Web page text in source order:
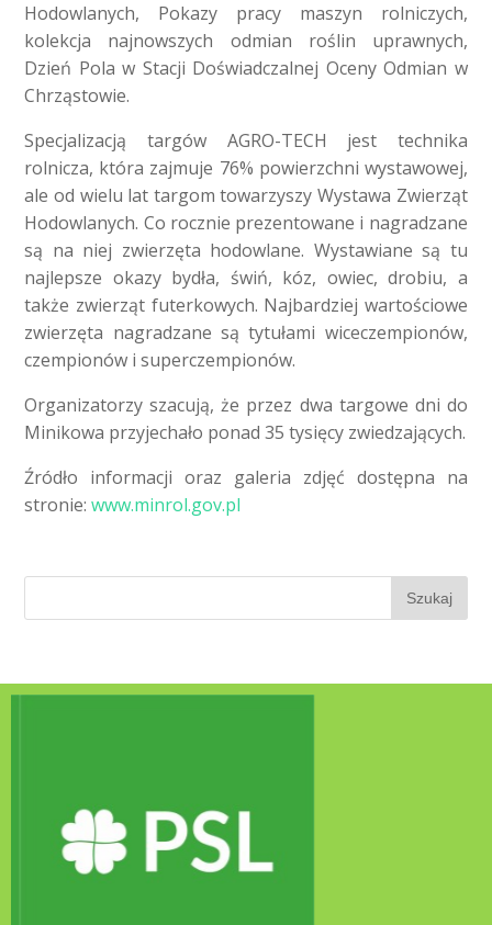
Hodowlanych, Pokazy pracy maszyn rolniczych,
kolekcja najnowszych odmian roślin uprawnych,
Dzień Pola w Stacji Doświadczalnej Oceny Odmian w
Chrząstowie.
Specjalizacją targów AGRO-TECH jest technika
rolnicza, która zajmuje 76% powierzchni wystawowej,
ale od wielu lat targom towarzyszy Wystawa Zwierząt
Hodowlanych. Co rocznie prezentowane i nagradzane
są na niej zwierzęta hodowlane. Wystawiane są tu
najlepsze okazy bydła, świń, kóz, owiec, drobiu, a
także zwierząt futerkowych. Najbardziej wartościowe
zwierzęta nagradzane są tytułami wiceczempionów,
czempionów i superczempionów.
Organizatorzy szacują, że przez dwa targowe dni do
Minikowa przyjechało ponad 35 tysięcy zwiedzających.
Źródło informacji oraz galeria zdjęć dostępna na
stronie:www.minrol.gov.pl